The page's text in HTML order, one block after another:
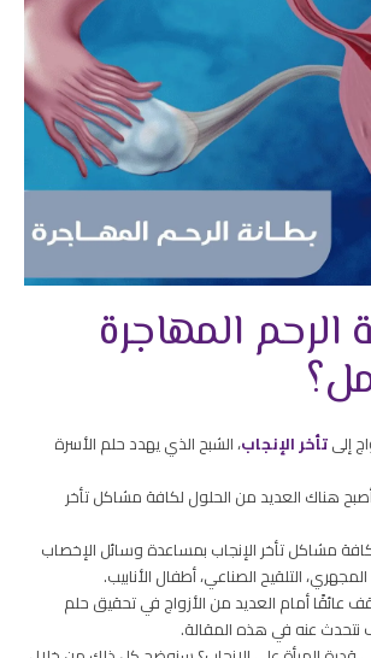
المهاجرة
إلىتأخر الإنجاب، الشبح الذي يهدد حلم الأسرة
هناك العديد من الحلول لكافة مشاكل تأخر
مشاكل تأخر الإنجاب بمساعدة وسائل الإخصاب
التلقيح الصناعي، أطفال الأنابيب.
عائقًا أمام العديد من الأزواج في تحقيق حلم
نتحدث عنه في هذه المقالة.